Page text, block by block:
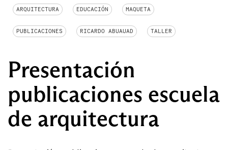
ARQUITECTURA EDUCACIÓN MAQUETA
PUBLICACIONES RICARDO ABUAUAD TALLER
Presentación
publicaciones escuela
de arquitectura